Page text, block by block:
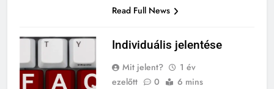
Read Full News
Individuális jelentése
Mit jelent?
1 év
ezelőtt
0 6 mins